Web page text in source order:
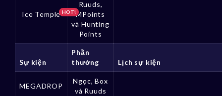
Ice Temple HOT!
Ruuds,
MPoints
và Hunting
Points
Sự kiện
Phần
thưởng
Lịch sự kiện
MEGADROP
Ngọc, Box
và Ruuds